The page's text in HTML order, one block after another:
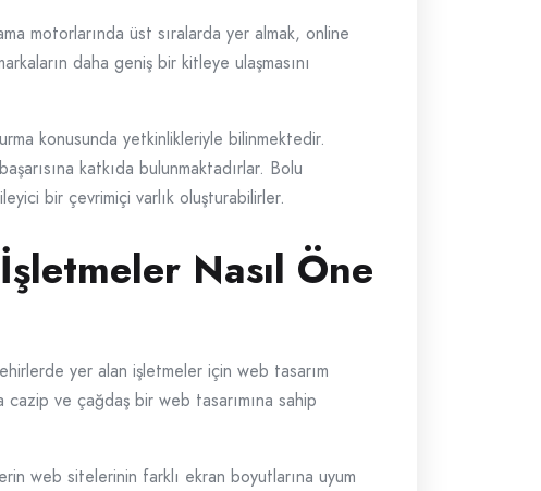
motorlarında üst sıralarda yer almak, online
daha geniş bir kitleye ulaşmasını
konusunda yetkinlikleriyle bilinmektedir.
katkıda bulunmaktadırlar. Bolu
bir çevrimiçi varlık oluşturabilirler.
Nasıl Öne
yer alan işletmeler için web tasarım
ve çağdaş bir web tasarımına sahip
web sitelerinin farklı ekran boyutlarına uyum